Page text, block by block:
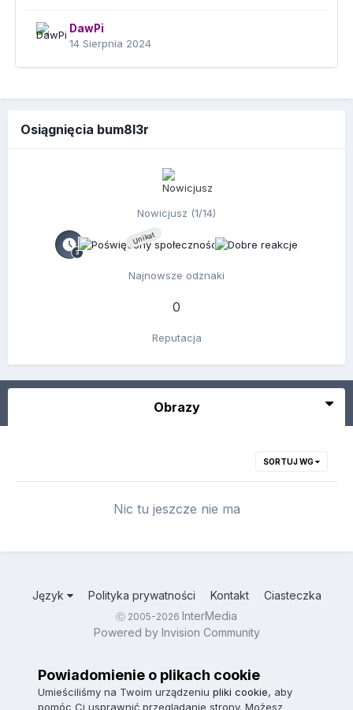
DawPi
14 Sierpnia 2024
Osiągnięcia bum8l3r
Nowicjusz (1/14)
Unikat
Najnowsze odznaki
0
Reputacja
Obrazy
SORTUJ WG
Nic tu jeszcze nie ma
Język Polityka prywatności Kontakt Ciasteczka
ⓒ 2005-2026 InterMedia
Powered by Invision Community
Powiadomienie o plikach cookie
Umieściliśmy na Twoim urządzeniupliki cookie, aby
pomóc Ci usprawnić przeglądanie strony. Możesz